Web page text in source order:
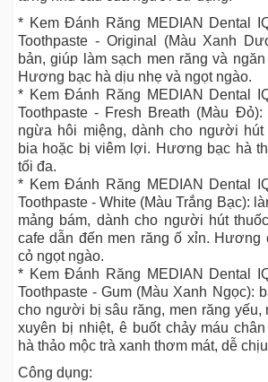
* Kem Đánh Răng MEDIAN Dental
Toothpaste - Original (Màu Xanh
bản, giúp làm sạch men răng và
Hương bạc hà dịu nhẹ và ngọt ngào.
* Kem Đánh Răng MEDIAN Dental
Toothpaste - Fresh Breath (Màu
ngừa hôi miệng, dành cho người
bia hoặc bị viêm lợi. Hương bạc hà
tối đa.
* Kem Đánh Răng MEDIAN Dental
Toothpaste - White (Màu Trắng Bạc):
mảng bám, dành cho người hút
cafe dẫn đến men răng ố xỉn. Hương
cỏ ngọt ngào.
* Kem Đánh Răng MEDIAN Dental
Toothpaste - Gum (Màu Xanh Ngọc):
cho người bị sâu răng, men răng yếu,
xuyên bị nhiệt, ê buốt chảy máu
hà thảo mộc trà xanh thơm mát, dễ
Công dụng: